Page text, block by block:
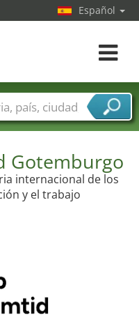
Gotemburgo
internacional de los
y el trabajo
Español
toggle
Ciudades